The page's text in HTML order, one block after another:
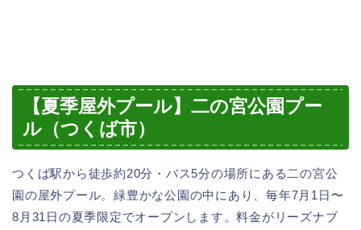
【夏季屋外プール】二の宮公園プー
ル（つくば市）
つくば駅から徒歩約20分・バス5分の場所にある二の宮公
園の屋外プール。緑豊かな公園の中にあり、毎年7月1日〜
8月31日の夏季限定でオープンします。料金がリーズナブ